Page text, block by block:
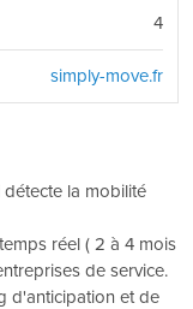
4
simply-move.fr
la mobilité
réel ( 2 à 4 mois
de service.
d'anticipation et de